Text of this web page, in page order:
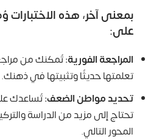
بمعنى آخر، هذه
على:
المراجعة الفورية:تُمكنك من
تعلمتها حديثًا وتثبيتها في ذهنك.
تحديد مواطن الضعف:تُساعدك
تحتاج إلى مزيد من الدراسة
المحور التالي.